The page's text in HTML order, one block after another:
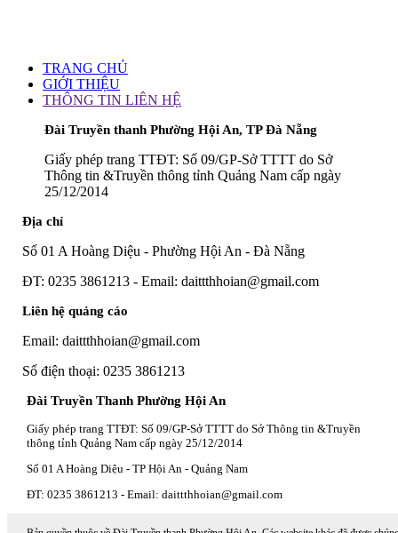
TRANG CHỦ
GIỚI THIỆU
THÔNG TIN LIÊN HỆ
Đài Truyền thanh Phường Hội An, TP Đà Nẵng
Giấy phép trang TTĐT: Số 09/GP-Sở TTTT do Sở
Thông tin &Truyền thông tỉnh Quảng Nam cấp ngày
25/12/2014
Địa chỉ
Số 01 A Hoàng Diệu - Phường Hội An - Đà Nẵng
ĐT: 0235 3861213 - Email: daittthhoian@gmail.com
Liên hệ quảng cáo
Email: daittthhoian@gmail.com
Số điện thoại: 0235 3861213
Đài Truyền Thanh Phường Hội An
Giấy phép trang TTĐT: Số 09/GP-Sở TTTT do Sở Thông tin &Truyền
thông tỉnh Quảng Nam cấp ngày 25/12/2014
Số 01 A Hoàng Diệu - TP Hội An - Quảng Nam
ĐT: 0235 3861213 - Email: daittthhoian@gmail.com